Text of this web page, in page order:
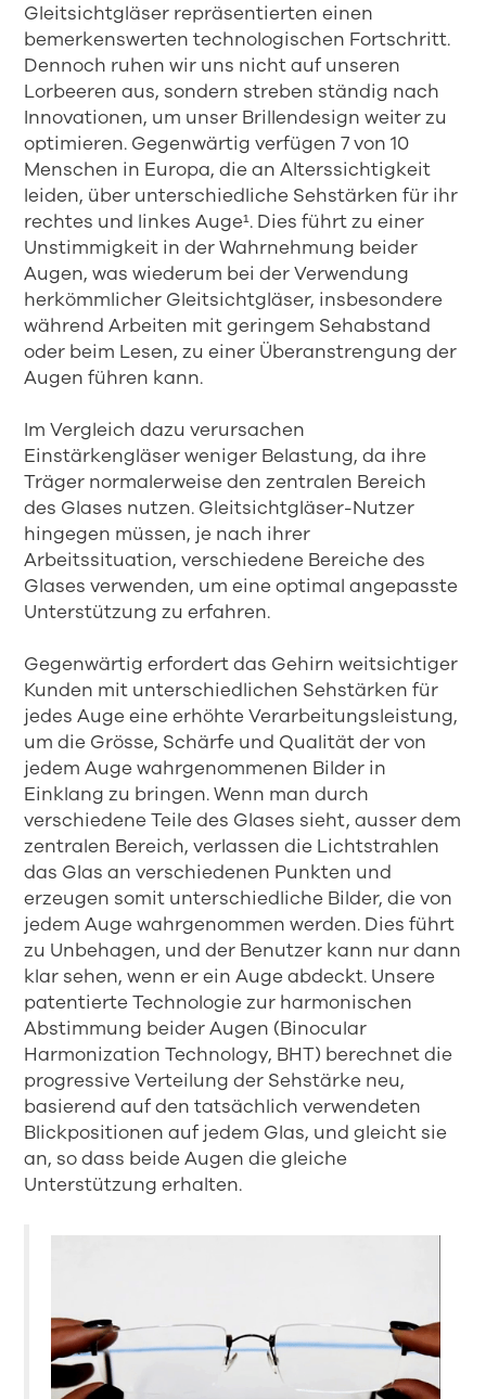
Gleitsichtgläser repräsentierten einen
bemerkenswerten technologischen Fortschritt.
Dennoch ruhen wir uns nicht auf unseren
Lorbeeren aus, sondern streben ständig nach
Innovationen, um unser Brillendesign weiter zu
optimieren. Gegenwärtig verfügen 7 von 10
Menschen in Europa, die an Alterssichtigkeit
leiden, über unterschiedliche Sehstärken für ihr
rechtes und linkes Auge¹. Dies führt zu einer
Unstimmigkeit in der Wahrnehmung beider
Augen, was wiederum bei der Verwendung
herkömmlicher Gleitsichtgläser, insbesondere
während Arbeiten mit geringem Sehabstand
oder beim Lesen, zu einer Überanstrengung der
Augen führen kann.
Im Vergleich dazu verursachen
Einstärkengläser weniger Belastung, da ihre
Träger normalerweise den zentralen Bereich
des Glases nutzen. Gleitsichtgläser-Nutzer
hingegen müssen, je nach ihrer
Arbeitssituation, verschiedene Bereiche des
Glases verwenden, um eine optimal angepasste
Unterstützung zu erfahren.
Gegenwärtig erfordert das Gehirn weitsichtiger
Kunden mit unterschiedlichen Sehstärken für
jedes Auge eine erhöhte Verarbeitungsleistung,
um die Grösse, Schärfe und Qualität der von
jedem Auge wahrgenommenen Bilder in
Einklang zu bringen. Wenn man durch
verschiedene Teile des Glases sieht, ausser dem
zentralen Bereich, verlassen die Lichtstrahlen
das Glas an verschiedenen Punkten und
erzeugen somit unterschiedliche Bilder, die von
jedem Auge wahrgenommen werden. Dies führt
zu Unbehagen, und der Benutzer kann nur dann
klar sehen, wenn er ein Auge abdeckt. Unsere
patentierte Technologie zur harmonischen
Abstimmung beider Augen (Binocular
Harmonization Technology, BHT) berechnet die
progressive Verteilung der Sehstärke neu,
basierend auf den tatsächlich verwendeten
Blickpositionen auf jedem Glas, und gleicht sie
an, so dass beide Augen die gleiche
Unterstützung erhalten.